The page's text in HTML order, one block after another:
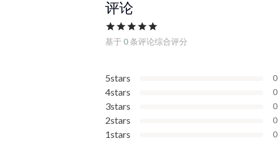
评论
基于 0条评论综合评分
1stars 0
2stars 0
3stars 0
4stars 0
5stars 0